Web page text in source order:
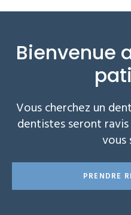
Bienvenue
Vous cherchez un
dentistes seront
vous
PRENDRE